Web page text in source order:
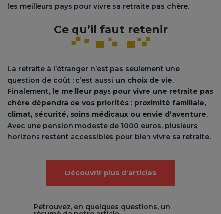
les meilleurs pays pour vivre sa retraite pas chère.
Ce qu’il faut retenir
La retraite à l’étranger n’est pas seulement une
question de coût : c’est aussi un choix de vie.
Finalement, le meilleur pays pour vivre une retraite pas
chère dépendra de vos priorités : proximité familiale,
climat, sécurité, soins médicaux ou envie d’aventure.
Avec une pension modeste de 1000 euros, plusieurs
horizons restent accessibles pour bien vivre sa retraite.
Découvrir plus d'articles
Retrouvez, en quelques questions, un